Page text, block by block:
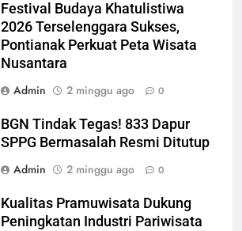
Festival Budaya Khatulistiwa
2026 Terselenggara Sukses,
Pontianak Perkuat Peta Wisata
Nusantara
Admin
2 minggu ago 0
BGN Tindak Tegas! 833 Dapur
SPPG Bermasalah Resmi Ditutup
Admin
2 minggu ago 0
Kualitas Pramuwisata Dukung
Peningkatan Industri Pariwisata